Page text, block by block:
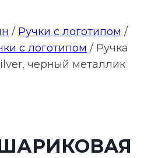
/ Ручки с логотипом /
с логотипом / Ручка
черный металлик